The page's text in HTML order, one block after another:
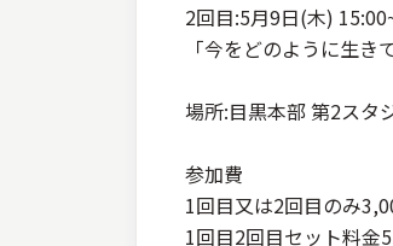
2回目:5月9日(木)
「今をどのように生き
場所:目黒本部 第2スタ
参加費
1回目又は2回目のみ
1回目2回目セット料金